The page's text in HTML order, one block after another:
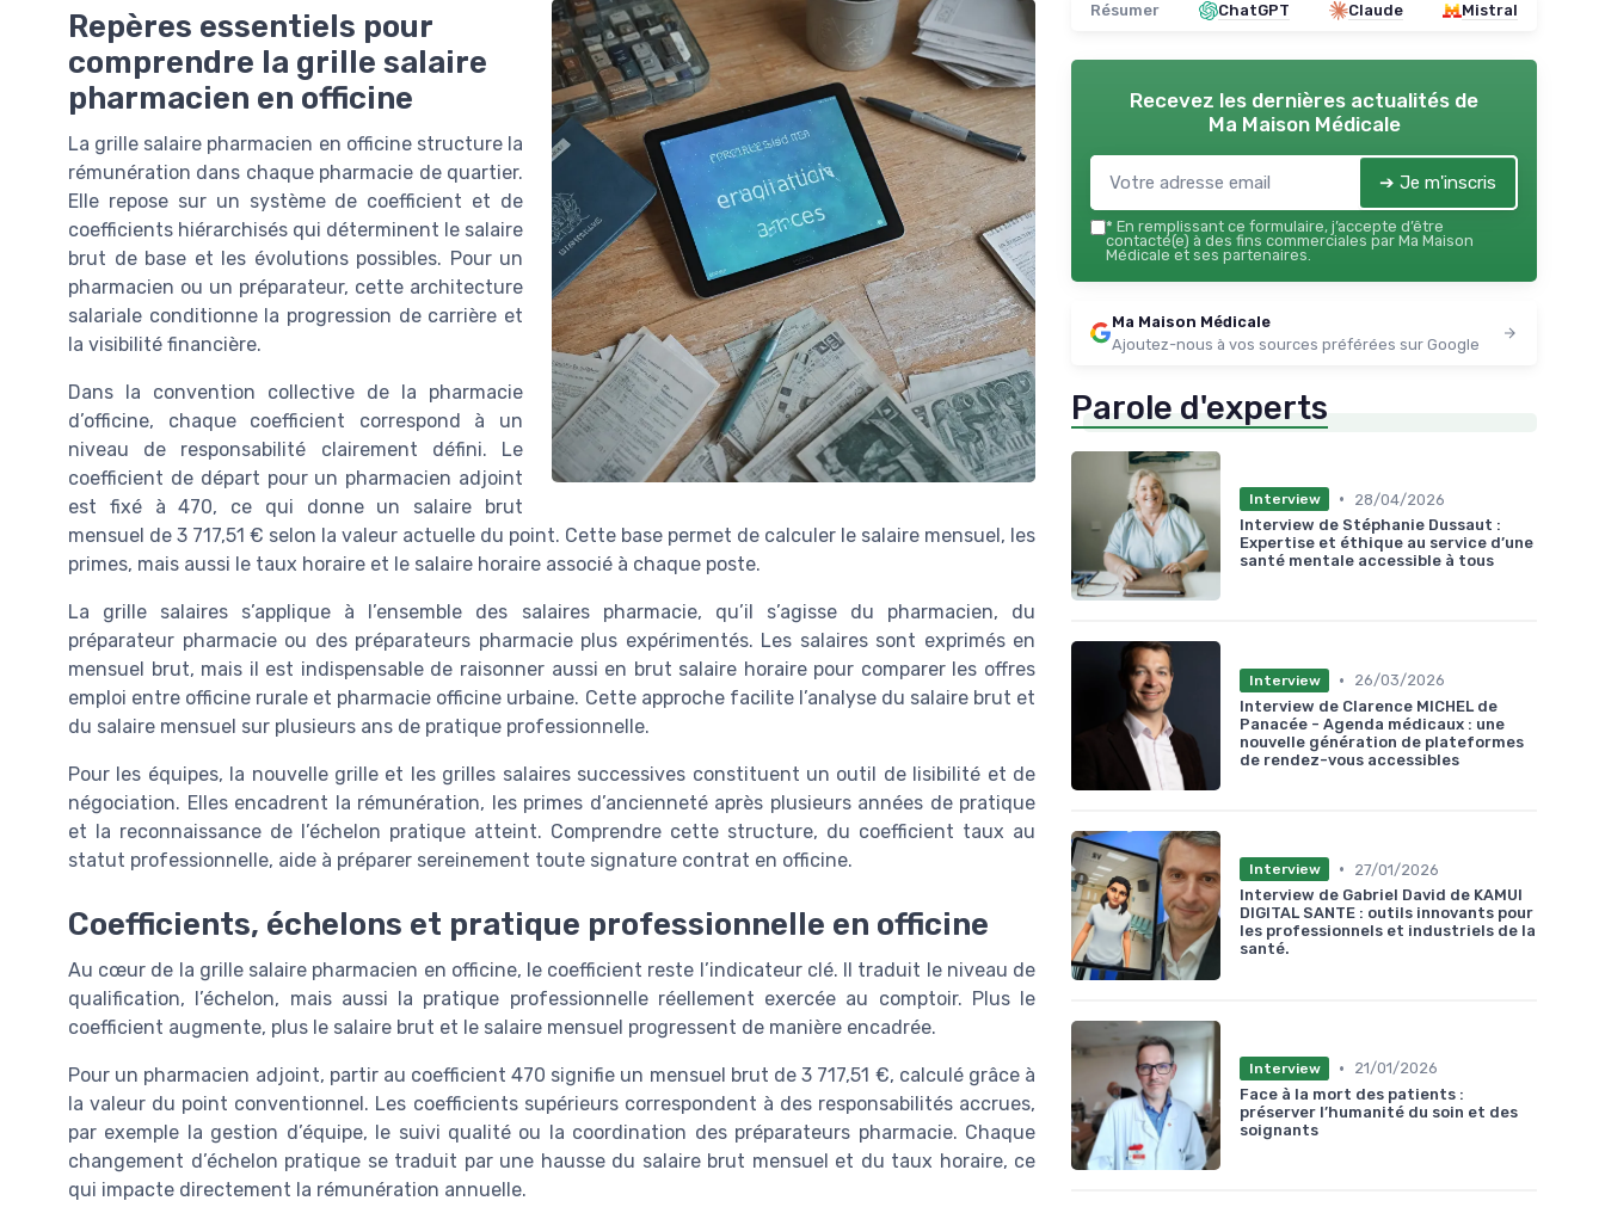
Repères essentiels pour
comprendre la grille salaire
pharmacien en officine
La grille salaire pharmacien en officine structure la
rémunération dans chaque pharmacie de quartier.
Elle repose sur un système de coefficient et de
coefficients hiérarchisés qui déterminent le salaire
brut de base et les évolutions possibles. Pour un
pharmacien ou un préparateur, cette architecture
salariale conditionne la progression de carrière et
la visibilité financière.
Dans la convention collective de la pharmacie
d’officine, chaque coefficient correspond à un
niveau de responsabilité clairement défini. Le
coefficient de départ pour un pharmacien adjoint
est fixé à 470, ce qui donne un salaire brut
mensuel de 3 717,51 € selon la valeur actuelle du point. Cette base permet de calculer le salaire mensuel, les
primes, mais aussi le taux horaire et le salaire horaire associé à chaque poste.
La grille salaires s’applique à l’ensemble des salaires pharmacie, qu’il s’agisse du pharmacien, du
préparateur pharmacie ou des préparateurs pharmacie plus expérimentés. Les salaires sont exprimés en
mensuel brut, mais il est indispensable de raisonner aussi en brut salaire horaire pour comparer les offres
emploi entre officine rurale et pharmacie officine urbaine. Cette approche facilite l’analyse du salaire brut et
du salaire mensuel sur plusieurs ans de pratique professionnelle.
Pour les équipes, la nouvelle grille et les grilles salaires successives constituent un outil de lisibilité et de
négociation. Elles encadrent la rémunération, les primes d’ancienneté après plusieurs années de pratique
et la reconnaissance de l’échelon pratique atteint. Comprendre cette structure, du coefficient taux au
statut professionnelle, aide à préparer sereinement toute signature contrat en officine.
Coefficients, échelons et pratique professionnelle en officine
Au cœur de la grille salaire pharmacien en officine, le coefficient reste l’indicateur clé. Il traduit le niveau de
qualification, l’échelon, mais aussi la pratique professionnelle réellement exercée au comptoir. Plus le
coefficient augmente, plus le salaire brut et le salaire mensuel progressent de manière encadrée.
Pour un pharmacien adjoint, partir au coefficient 470 signifie un mensuel brut de 3 717,51 €, calculé grâce à
la valeur du point conventionnel. Les coefficients supérieurs correspondent à des responsabilités accrues,
par exemple la gestion d’équipe, le suivi qualité ou la coordination des préparateurs pharmacie. Chaque
changement d’échelon pratique se traduit par une hausse du salaire brut mensuel et du taux horaire, ce
qui impacte directement la rémunération annuelle.
Résumer ChatGPT Claude Mistral
Recevez les dernières actualités de
Ma Maison Médicale
➔ Je m'inscris
* En remplissant ce formulaire, j’accepte d’être
contacté(e) à des fins commerciales par Ma Maison
Médicale et ses partenaires.
Ma Maison Médicale
Ajoutez-nous à vos sources préférées sur Google
Parole d'experts
Interview •
28/04/2026
Interview de Stéphanie Dussaut :
Expertise et éthique au service d’une
santé mentale accessible à tous
Interview •
26/03/2026
Interview de Clarence MICHEL de
Panacée - Agenda médicaux : une
nouvelle génération de plateformes
de rendez-vous accessibles
Interview •
27/01/2026
Interview de Gabriel David de KAMUI
DIGITAL SANTE : outils innovants pour
les professionnels et industriels de la
santé.
Interview •
21/01/2026
Face à la mort des patients :
préserver l’humanité du soin et des
soignants